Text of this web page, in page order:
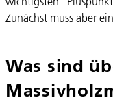
Zunächst muss aber
Was sind